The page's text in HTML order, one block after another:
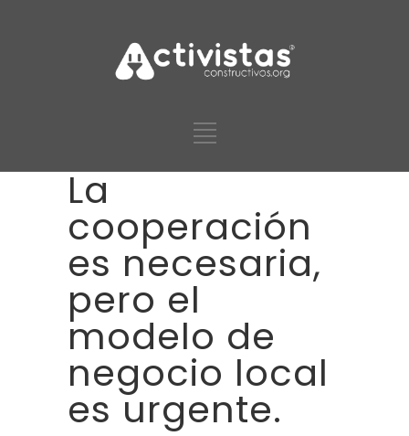
La
cooperación
es necesaria,
pero el
modelo de
negocio local
es urgente.